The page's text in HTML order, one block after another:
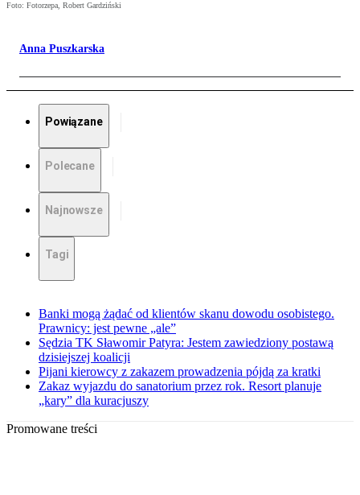
Foto: Fotorzepa, Robert Gardziński
Anna Puszkarska
Powiązane
Polecane
Najnowsze
Tagi
Banki mogą żądać od klientów skanu dowodu osobistego.
Prawnicy: jest pewne „ale”
Sędzia TK Sławomir Patyra: Jestem zawiedziony postawą
dzisiejszej koalicji
Pijani kierowcy z zakazem prowadzenia pójdą za kratki
Zakaz wyjazdu do sanatorium przez rok. Resort planuje
„kary” dla kuracjuszy
Promowane treści